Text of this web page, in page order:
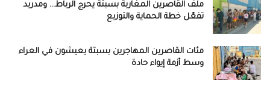
ملف القاصرين المغاربة بسبتة يحرج الرباط… ومدريد
تفعّل خطة الحماية والتوزيع
مئات القاصرين المهاجرين بسبتة يعيشون في العراء
وسط أزمة إيواء حادة